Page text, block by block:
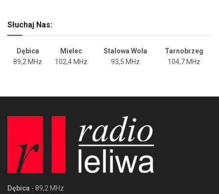
Słuchaj Nas:
Dębica Mielec Stalowa Wola
Tarnobrzeg
89,2 MHz
102,4 MHz 93,5 MHz 104,7 MHz
Dębica - 89,2 MHz